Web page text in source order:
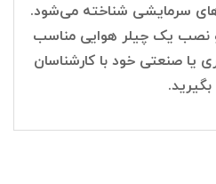
سرمایشی شناخته می‌شود.
و نصب یک چیلر هوایی مناسب
یا صنعتی خود با کارشناسان